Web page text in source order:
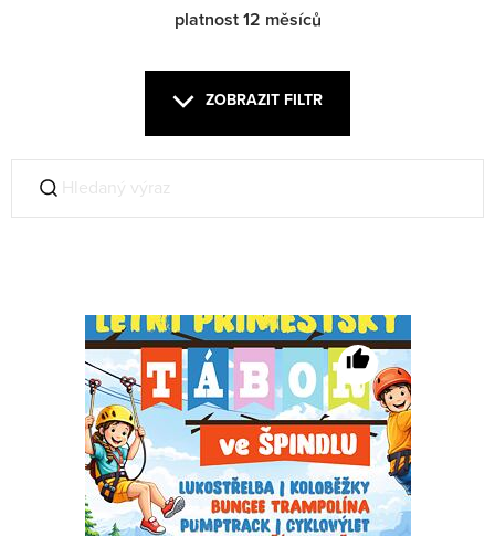
platnost 12 měsíců
ZOBRAZIT FILTR